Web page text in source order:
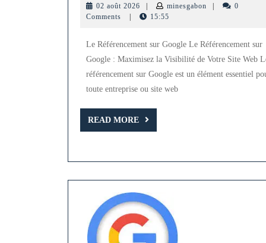
02 août 2026 02
août
minesgabon minesgabon
0
Comments
15:55
Le Référencement sur Google Le Référencement sur
Google : Maximisez la Visibilité de Votre Site Web
référencement sur Google est un élément essentiel
toute entreprise ou site web
READ MORE
READ
MORE